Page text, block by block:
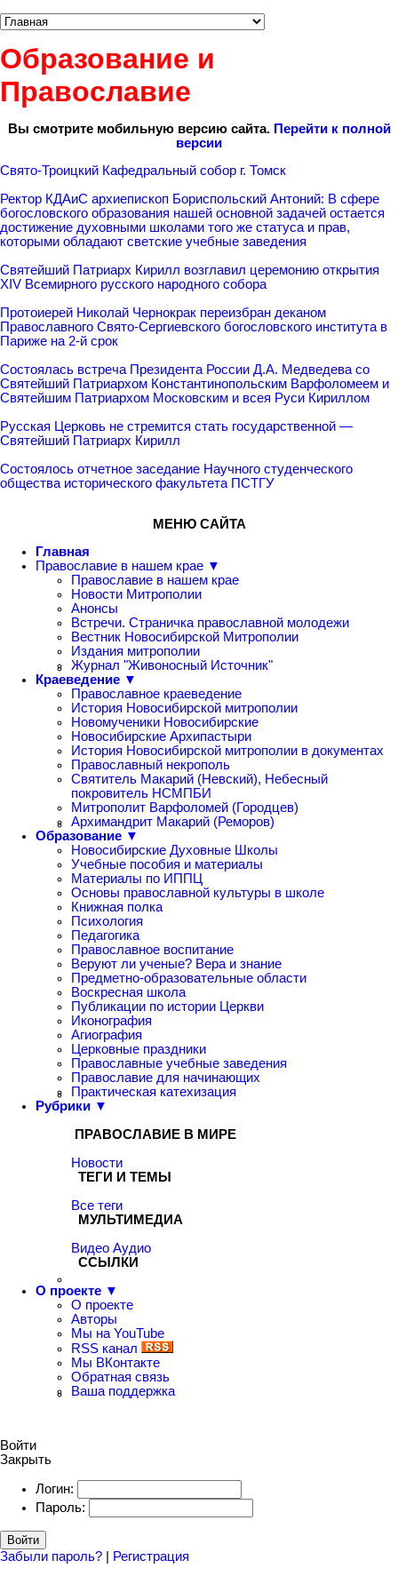
Образование и
Православие
Вы смотрите мобильную версию сайта. Перейти к полной
версии
Свято-Троицкий Кафедральный собор г. Томск
Ректор КДАиС архиепископ Бориспольский Антоний: В сфере
богословского образования нашей основной задачей остается
достижение духовными школами того же статуса и прав,
которыми обладают светские учебные заведения
Святейший Патриарх Кирилл возглавил церемонию открытия
XIV Всемирного русского народного собора
Протоиерей Николай Чернокрак переизбран деканом
Православного Свято-Сергиевского богословского института в
Париже на 2-й срок
Состоялась встреча Президента России Д.А. Медведева со
Святейший Патриархом Константинопольским Варфоломеем и
Святейшим Патриархом Московским и всея Руси Кириллом
Русская Церковь не стремится стать государственной —
Святейший Патриарх Кирилл
Состоялось отчетное заседание Научного студенческого
общества исторического факультета ПСТГУ
МЕНЮ САЙТА
Главная
Православие в нашем крае ▼
Православие в нашем крае
Новости Митрополии
Анонсы
Встречи. Страничка православной молодежи
Вестник Новосибирской Митрополии
Издания митрополии
Журнал "Живоносный Источник"
Краеведение ▼
Православное краеведение
История Новосибирской митрополии
Новомученики Новосибирские
Новосибирские Архипастыри
История Новосибирской митрополии в документах
Православный некрополь
Святитель Макарий (Невский), Небесный
покровитель НСМПБИ
Митрополит Варфоломей (Городцев)
Архимандрит Макарий (Реморов)
Образование ▼
Новосибирские Духовные Школы
Учебные пособия и материалы
Материалы по ИППЦ
Основы православной культуры в школе
Книжная полка
Психология
Педагогика
Православное воспитание
Веруют ли ученые? Вера и знание
Предметно-образовательные области
Воскресная школа
Публикации по истории Церкви
Иконография
Агиография
Церковные праздники
Православные учебные заведения
Православие для начинающих
Практическая катехизация
Рубрики ▼
ПРАВОСЛАВИЕ В МИРЕ
Новости
ТЕГИ И ТЕМЫ
Все теги
МУЛЬТИМЕДИА
Видео Аудио
ССЫЛКИ
О проекте ▼
О проекте
Авторы
Мы на YouTube
RSS канал
Мы ВКонтакте
Обратная связь
Ваша поддержка
Войти
Закрыть
Логин:
Пароль:
Войти
Забыли пароль? | Регистрация